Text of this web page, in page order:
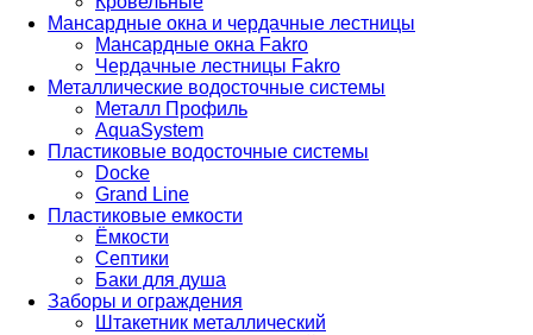
Мансардные окна и чердачные лестницы
Мансардные окна Fakro
Чердачные лестницы Fakro
Металлические водосточные системы
Металл Профиль
AquaSystem
Пластиковые водосточные системы
Docke
Grand Line
Пластиковые емкости
Ёмкости
Септики
Баки для душа
Заборы и ограждения
Штакетник металлический